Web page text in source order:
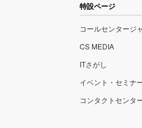
特設ページ
コールセンタージ
CS MEDIA
ITさがし
イベント・セミナ
コンタクトセンタ